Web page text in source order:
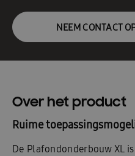
NEEM CONTACT
Over het product
Ruime
De Plafondonderbouw XL